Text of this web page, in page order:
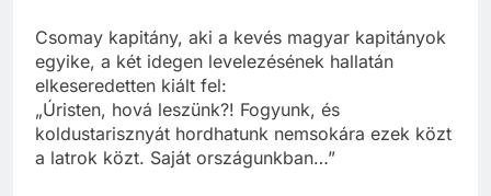
Csomay kapitány, aki a kevés magyar kapitányok
egyike, a két idegen levelezésének hallatán
elkeseredetten kiált fel:
„Úristen, hová leszünk?! Fogyunk, és
koldustarisznyát hordhatunk nemsokára ezek közt
a latrok közt. Saját országunkban…”